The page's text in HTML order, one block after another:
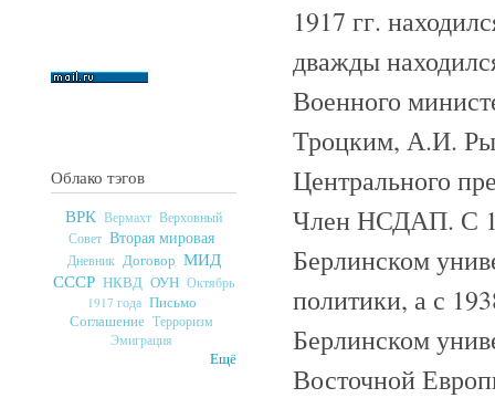
Облако тэгов
ВРК Вермахт Верховный
Совет Вторая мировая
Дневник Договор МИД
СССР НКВД ОУН Октябрь
1917 года Письмо
Соглашение Терроризм
Эмиграция
Ещё
1917 гг.
дважды
Военного
Троцким, А.И.
Центрального
Член НСДАП. С
Берлинском
политики, а с
Берлинском
Восточной